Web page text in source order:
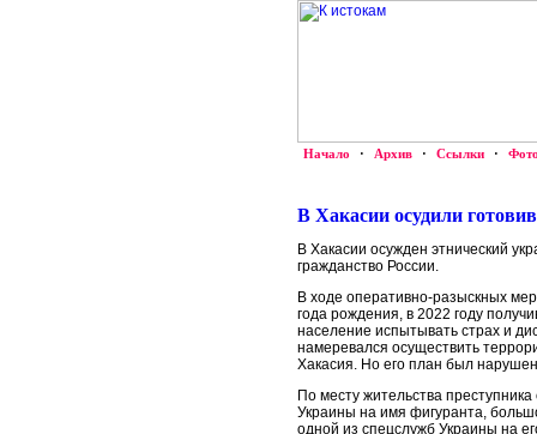
Начало · Архив · Ссылки ·
В Хакасии осудили
В Хакасии осужден этнический
гражданство России.
В ходе оперативно-разыскных
года рождения, в 2022 году
население испытывать страх и
намеревался осуществить
Хакасия. Но его план был
По месту жительства
Украины на имя фигуранта,
одной из спецслужб Украины на